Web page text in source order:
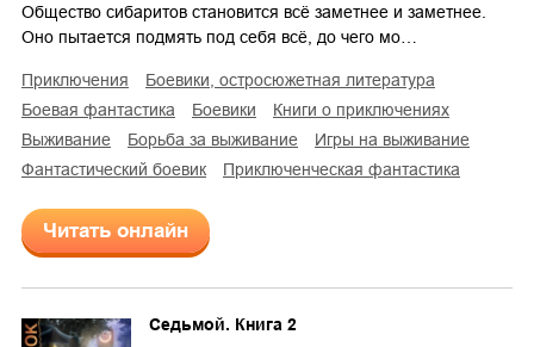
Общество сибаритов становится всё заметнее и заметнее.
Оно пытается подмять под себя всё, до чего мо…
приключения
боевики, остросюжетная литература
боевая фантастика
боевики
книги о приключениях
выживание
борьба за выживание
игры на выживание
фантастический боевик
приключенческая фантастика
Читать онлайн
Седьмой. Книга 2